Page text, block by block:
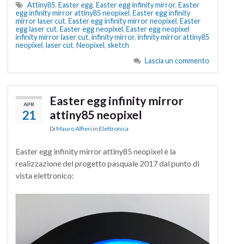
Attiny85, Easter egg, Easter egg infinity mirror, Easter
egg infinity mirror attiny85 neopixel, Easter egg infinity
mirror laser cut, Easter egg infinity mirror neopixel, Easter
egg laser cut, Easter egg neopixel, Easter egg neopixel
infinity mirror laser cut, infinity mirror, infinity mirror attiny85
neopixel, laser cut, Neopixel, sketch
Lascia un commento
APR
21
Easter egg infinity mirror
attiny85 neopixel
DiMauro Alfieri in Elettronica
Easter egg infinity mirror attiny85 neopixel è la
realizzazione del progetto pasquale 2017 dal punto di
vista elettronico: